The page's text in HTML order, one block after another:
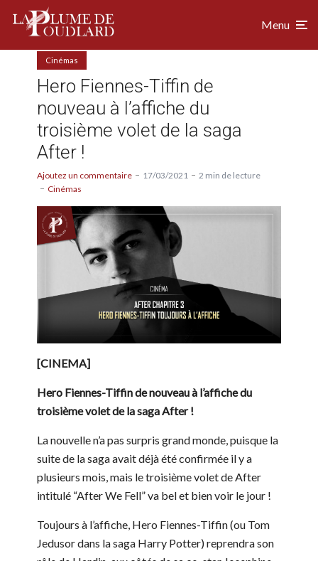
Menu
Cinémas
Hero Fiennes-Tiffin de
nouveau à l’affiche du
troisième volet de la saga
After !
Ajoutez un commentaire 17/03/2021
2 min de lecture
Cinémas
[CINEMA]
Hero Fiennes-Tiffin de nouveau à l’affiche du
troisième volet de la saga After !
La nouvelle n’a pas surpris grand monde, puisque la
suite de la saga avait déjà été confirmée il y a
plusieurs mois, mais le troisième volet de After
intitulé “After We Fell” va bel et bien voir le jour !
Toujours à l’affiche, Hero Fiennes-Tiffin (ou Tom
Jedusor dans la saga Harry Potter) reprendra son